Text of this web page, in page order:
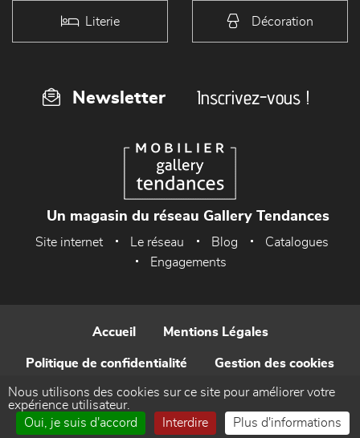
Literie Décoration
Newsletter Inscrivez-vous !
Un magasin du réseau Gallery Tendances
Site internet Le réseau Blog
Catalogues
Engagements
Accueil Mentions Légales
Politique de confidentialité Gestion des cookies
Contact
Nous utilisons des cookies sur ce site pour améliorer votre
expérience utilisateur.
Oui, je suis d'accord
Interdire Plus d'informations